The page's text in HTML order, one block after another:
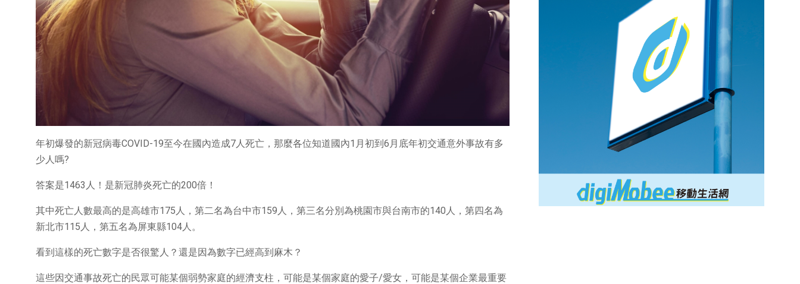
年初爆發的新冠病毒COVID-19至今在國內造成7人死亡，那麼各位知道國內1月初到6月底年初交通意外事故有多
少人嗎?
答案是1463人！是新冠肺炎死亡的200倍！
其中死亡人數最高的是高雄市175人，第二名為台中市159人，第三名分別為桃園市與台南市的140人，第四名為
新北市115人，第五名為屏東縣104人。
看到這樣的死亡數字是否很驚人？還是因為數字已經高到麻木？
這些因交通事故死亡的民眾可能某個弱勢家庭的經濟支柱，可能是某個家庭的愛子/愛女，可能是某個企業最重要